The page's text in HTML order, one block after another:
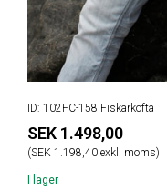
ID: 102FC-158 Fiskarkofta
SEK 1.498,00
(SEK 1.198,40 exkl. moms)
I lager